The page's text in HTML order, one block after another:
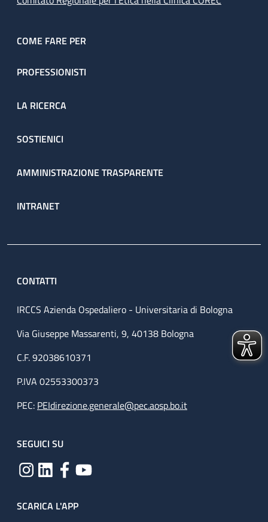
COME FARE PER
PROFESSIONISTI
LA RICERCA
SOSTIENICI
AMMINISTRAZIONE TRASPARENTE
INTRANET
CONTATTI
IRCCS Azienda Ospedaliero - Universitaria di Bologna
Via Giuseppe Massarenti, 9, 40138 Bologna
C.F. 92038610371
P.IVA 02553300373
PEC: PEIdirezione.generale@pec.aosp.bo.it
SEGUICI SU
SCARICA L'APP